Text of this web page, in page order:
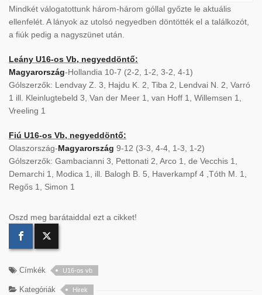
Mindkét válogatottunk három-három góllal győzte le aktuális
ellenfelét. A lányok az utolsó negyedben döntötték el a találkozót,
a fiúk pedig a nagyszünet után.
Leány U16-os Vb, negyeddöntő:
Magyarország-Hollandia 10-7 (2-2, 1-2, 3-2, 4-1)
Gólszerzők: Lendvay Z. 3, Hajdu K. 2, Tiba 2, Lendvai N. 2, Varró
1 ill. Kleinlugtebeld 3, Van der Meer 1, van Hoff 1, Willemsen 1,
Vreeling 1
Fiú U16-os Vb, negyeddöntő:
Olaszország-Magyarország 9-12 (3-3, 4-4, 1-3, 1-2)
Gólszerzők: Gambacianni 3, Pettonati 2, Arco 1, de Vecchis 1,
Demarchi 1, Modica 1, ill. Balogh B. 5, Haverkampf 4 ,Tóth M. 1,
Regős 1, Simon 1
Oszd meg barátaiddal ezt a cikket!
Címkék U16-os vb
Kategóriák Hirek